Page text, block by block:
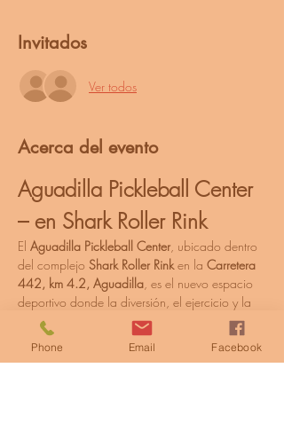
Invitados
Ver todos
Acerca del evento
Aguadilla Pickleball Center
– en Shark Roller Rink
El Aguadilla Pickleball Center, ubicado dentro
del complejo Shark Roller Rink en la Carretera
442, km 4.2, Aguadilla, es el nuevo espacio
deportivo donde la diversión, el ejercicio y la
comunidad se unen bajo un mismo techo.
Este moderno centro techado permite disfrutar
Phone Email Facebook